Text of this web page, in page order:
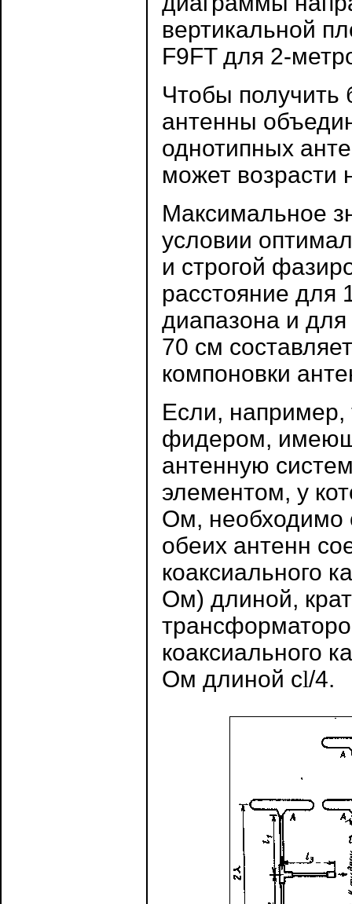
вертикальной
F9FT для 2-
Чтобы получить
антенны
однотипных
может возрасти
Максимальное
условии
и строгой
расстояние для
диапазона и
70 см
компоновки
Если, например,
фидером,
антенную
элементом, у
Ом, необходимо
обеих антенн
коаксиального
Ом) длиной,
коаксиального
Ом длиной сl/4.